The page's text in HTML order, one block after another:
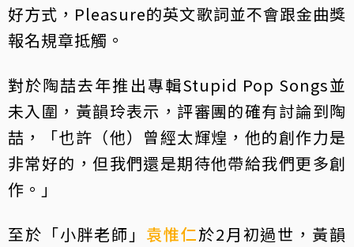
好方式，Pleasure的英文歌詞並不會跟金曲獎
報名規章抵觸。
對於陶喆去年推出專輯Stupid Pop Songs並
未入圍，黃韻玲表示，評審團的確有討論到陶
喆，「也許（他）曾經太輝煌，他的創作力是
非常好的，但我們還是期待他帶給我們更多創
作。」
至於「小胖老師」 袁惟仁於2月初過世，黃韻